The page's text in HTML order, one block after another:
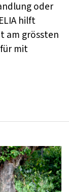
oder
hilft
am grössten
mit